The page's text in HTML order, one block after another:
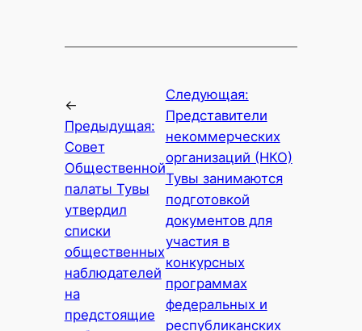
←
Предыдущая:
Совет
Общественной
палаты Тувы
утвердил
списки
общественных
наблюдателей
на
предстоящие
Следующая:
Представители
некоммерческих
организаций (НКО)
Тувы занимаются
подготовкой
документов для
участия в
конкурсных
программах
федеральных и
республиканских